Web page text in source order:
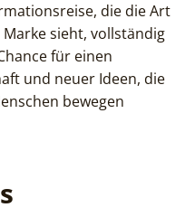
die die Art
sieht, vollständig
für einen
und neuer Ideen, die
bewegen